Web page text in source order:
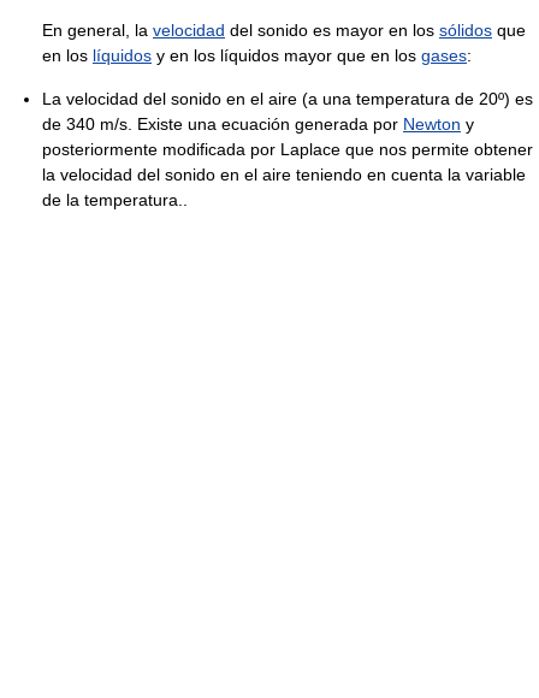
En general, la velocidad del sonido es mayor en los sólidos que
en los líquidos y en los líquidos mayor que en los gases:
La velocidad del sonido en el aire (a una temperatura de 20º) es
de 340 m/s. Existe una ecuación generada por Newton y
posteriormente modificada por Laplace que nos permite obtener
la velocidad del sonido en el aire teniendo en cuenta la variable
de la temperatura..